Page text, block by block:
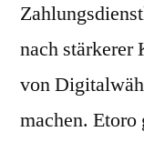
nach stärkerer
von
machen. Etoro